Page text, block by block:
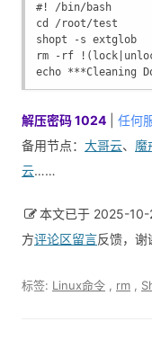
#! /bin/bash
cd /root/test
shopt -s extglob
rm -rf
echo ***Cleaning
解压密码 1024
任何
备用节点： 大哥云、 魔
云……
本文已于 2025-10-
方评论区留言反馈，谢
标签: Linux命令 rm